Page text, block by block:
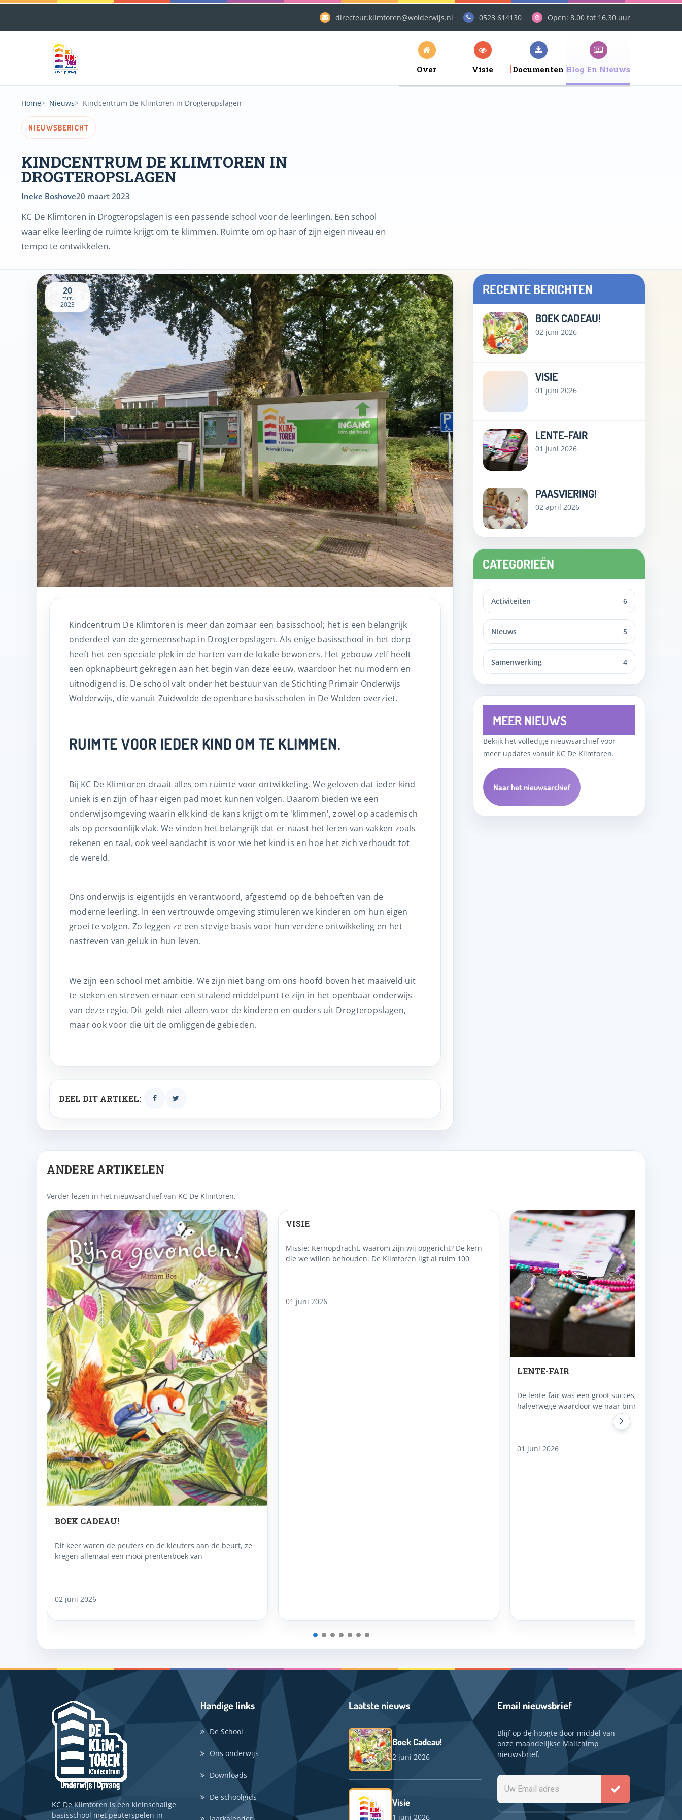
directeur.klimtoren@wolderwijs.nl 0523 614130 Open: 8.00 tot 16.30 uur
Over Visie Documenten Blog En Nieuws
Home Nieuws Kindcentrum De Klimtoren in Drogteropslagen
NIEUWSBERICHT
KINDCENTRUM DE KLIMTOREN IN
DROGTEROPSLAGEN
Ineke Boshove20 maart 2023
KC De Klimtoren in Drogteropslagen is een passende school voor de leerlingen. Een school
waar elke leerling de ruimte krijgt om te klimmen. Ruimte om op haar of zijn eigen niveau en
tempo te ontwikkelen.
20
mrt.
2023
Kindcentrum De Klimtoren is meer dan zomaar een basisschool; het is een belangrijk
onderdeel van de gemeenschap in Drogteropslagen. Als enige basisschool in het dorp
heeft het een speciale plek in de harten van de lokale bewoners. Het gebouw zelf heeft
een opknapbeurt gekregen aan het begin van deze eeuw, waardoor het nu modern en
uitnodigend is. De school valt onder het bestuur van de Stichting Primair Onderwijs
Wolderwijs, die vanuit Zuidwolde de openbare basisscholen in De Wolden overziet.
RUIMTE VOOR IEDER KIND OM TE KLIMMEN.
Bij KC De Klimtoren draait alles om ruimte voor ontwikkeling. We geloven dat ieder kind
uniek is en zijn of haar eigen pad moet kunnen volgen. Daarom bieden we een
onderwijsomgeving waarin elk kind de kans krijgt om te 'klimmen', zowel op academisch
als op persoonlijk vlak. We vinden het belangrijk dat er naast het leren van vakken zoals
rekenen en taal, ook veel aandacht is voor wie het kind is en hoe het zich verhoudt tot
de wereld.
Ons onderwijs is eigentijds en verantwoord, afgestemd op de behoeften van de
moderne leerling. In een vertrouwde omgeving stimuleren we kinderen om hun eigen
groei te volgen. Zo leggen ze een stevige basis voor hun verdere ontwikkeling en het
nastreven van geluk in hun leven.
We zijn een school met ambitie. We zijn niet bang om ons hoofd boven het maaiveld uit
te steken en streven ernaar een stralend middelpunt te zijn in het openbaar onderwijs
van deze regio. Dit geldt niet alleen voor de kinderen en ouders uit Drogteropslagen,
maar ook voor die uit de omliggende gebieden.
DEEL DIT ARTIKEL:
RECENTE BERICHTEN
BOEK CADEAU!
02 juni 2026
VISIE
01 juni 2026
LENTE-FAIR
01 juni 2026
PAASVIERING!
02 april 2026
CATEGORIEËN
Activiteiten 6
Nieuws 5
Samenwerking 4
MEER NIEUWS
Bekijk het volledige nieuwsarchief voor
meer updates vanuit KC De Klimtoren.
Naar het nieuwsarchief
ANDERE ARTIKELEN
Verder lezen in het nieuwsarchief van KC De Klimtoren.
BOEK CADEAU!
Dit keer waren de peuters en de kleuters aan de beurt, ze
kregen allemaal een mooi prentenboek van
02 juni 2026
VISIE
Missie: Kernopdracht, waarom zijn wij opgericht? De kern
die we willen behouden. De Klimtoren ligt al ruim 100
01 juni 2026
LENTE-FAIR
De lente-fair was een groot succes, ondanks de
halverwege waardoor we naar binnen
01 juni 2026
KC De Klimtoren is een kleinschalige
basisschool met peuterspelen in
Handige links
De School
Ons onderwijs
Downloads
De schoolgids
Laatste nieuws
Boek Cadeau!
2 juni 2026
Visie
1 juni 2026
Email nieuwsbrief
Blijf op de hoogte door middel van
onze maandelijkse Mailchimp
nieuwsbrief.
Uw
Email
adres